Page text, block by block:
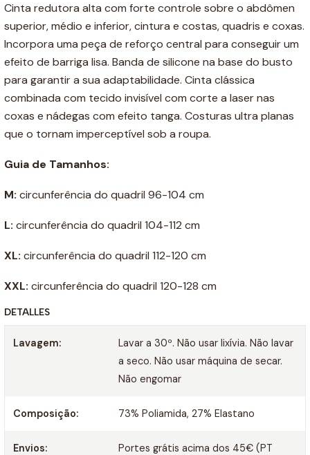
Cinta redutora alta com forte controle sobre o abdômen
superior, médio e inferior, cintura e costas, quadris e coxas.
Incorpora uma peça de reforço central para conseguir um
efeito de barriga lisa. Banda de silicone na base do busto
para garantir a sua adaptabilidade. Cinta clássica
combinada com tecido invisível com corte a laser nas
coxas e nádegas com efeito tanga. Costuras ultra planas
que o tornam imperceptível sob a roupa.
Guia de Tamanhos:
M: circunferência do quadril 96-104 cm
L: circunferência do quadril 104-112 cm
XL: circunferência do quadril 112-120 cm
XXL: circunferência do quadril 120-128 cm
DETALLES
Lavagem:
Lavar a 30º. Não usar lixívia. Não lavar
a seco. Não usar máquina de secar.
Não engomar
Composição: 73% Poliamida, 27% Elastano
Envios:
Portes grátis acima dos 45€ (PT